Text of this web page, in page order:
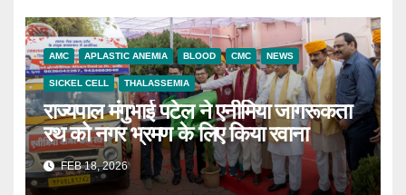
AMC APLASTIC ANEMIA BLOOD CMC NEWS
SICKEL CELL THALASSEMIA
राज्यपाल मंगुभाई पटेल ने एनीमिया जागरूकता
रथ को नगर भ्रमण के लिए किया रवाना
FEB 18, 2026